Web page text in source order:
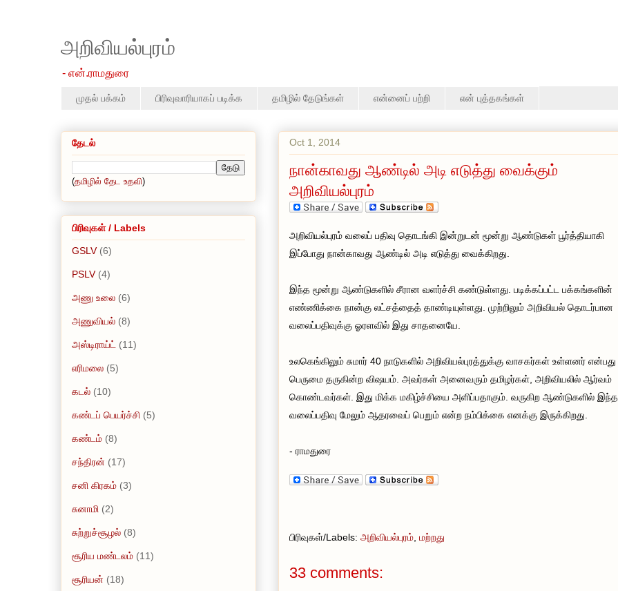
அறிவியல்புரம்
- என்.ராமதுரை
முதல் பக்கம் பிரிவுவாரியாகப் படிக்க தமிழில் தேடுங்கள் என்னைப் பற்றி என் புத்தகங்கள்
Oct 1, 2014
நான்காவது ஆண்டில் அடி எடுத்து வைக்கும்
அறிவியல்புரம்
அறிவியல்புரம் வலைப் பதிவு தொடங்கி இன்றுடன் மூன்று ஆண்டுகள் பூர்த்தியாகி
இப்போது நான்காவது ஆண்டில் அடி எடுத்து வைக்கிறது.
இந்த மூன்று ஆண்டுகளில் சீரான வளர்ச்சி கண்டுள்ளது. படிக்கப்பட்ட பக்கங்களின்
எண்ணிக்கை நான்கு லட்சத்தைத் தாண்டியுள்ளது. முற்றிலும் அறிவியல் தொடர்பான
வலைப்பதிவுக்கு ஓரளவில் இது சாதனையே.
உலகெங்கிலும் சுமார் 40 நாடுகளில் அறிவியல்புரத்துக்கு வாசகர்கள் உள்ளனர் என்பது
பெருமை தருகின்ற விஷயம். அவர்கள் அனைவரும் தமிழர்கள், அறிவியலில் ஆர்வம்
கொண்டவர்கள். இது மிக்க மகிழ்ச்சியை அளிப்பதாகும். வருகிற ஆண்டுகளில் இந்த
வலைப்பதிவு மேலும் ஆதரவைப் பெறும் என்ற நம்பிக்கை எனக்கு இருக்கிறது.
- ராமதுரை
பிரிவுகள்/Labels: அறிவியல்புரம் மற்றது
33 comments:
தேடல்
(தமிழில் தேட உதவி)
பிரிவுகள் / Labels
GSLV (6)
PSLV (4)
அணு உலை (6)
அணுவியல் (8)
அஸ்டிராய்ட் (11)
எரிமலை (5)
கடல் (10)
கண்டப் பெயர்ச்சி (5)
கண்டம் (8)
சந்திரன் (17)
சனி கிரகம் (3)
சுனாமி (2)
சுற்றுச்சூழல் (8)
சூரிய மண்டலம் (11)
சூரியன் (18)